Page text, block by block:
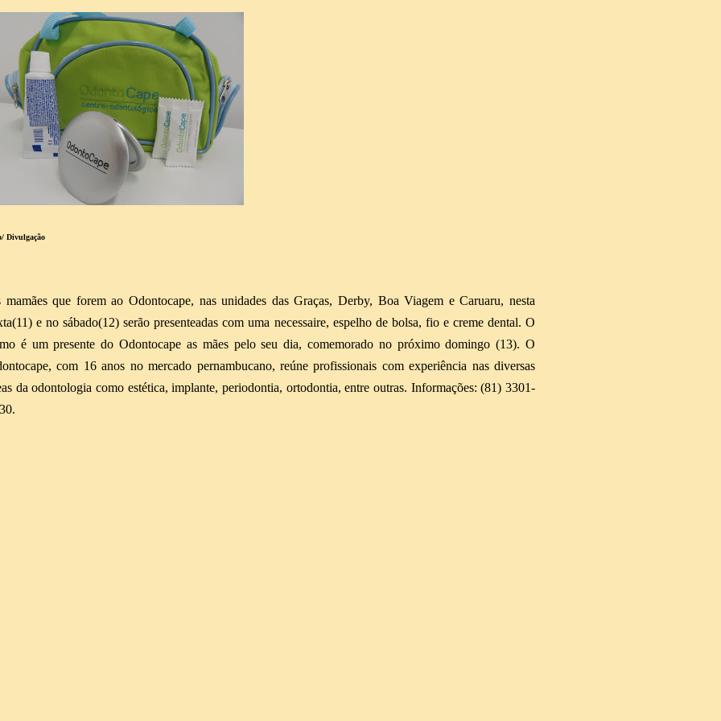
Divulgação
mamães que forem ao Odontocape, nas unidades das Graças, Derby, Boa Viagem e Caruaru, nesta
e no sábado(12) serão presenteadas com uma necessaire, espelho de bolsa, fio e creme dental. O
é um presente do Odontocape as mães pelo seu dia, comemorado no próximo domingo (13). O
com 16 anos no mercado pernambucano, reúne profissionais com experiência nas diversas
da odontologia como estética, implante, periodontia, ortodontia, entre outras. Informações: (81) 3301-